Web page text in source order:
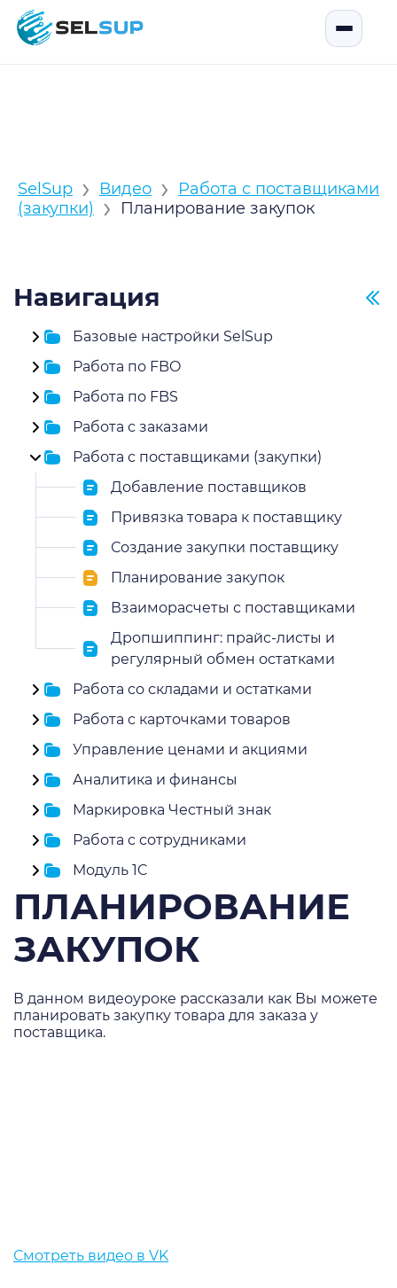
SelSup
SelSup › Видео ›
Работа с поставщиками
(закупки) › Планирование закупок
Навигация
Базовые настройки SelSup
Работа по FBO
Работа по FBS
Работа с заказами
Работа с поставщиками (закупки)
Добавление поставщиков
Привязка товара к поставщику
Создание закупки поставщику
Планирование закупок
Взаиморасчеты с поставщиками
Дропшиппинг: прайс-листы и
регулярный обмен остатками
Работа со складами и остатками
Работа с карточками товаров
Управление ценами и акциями
Аналитика и финансы
Маркировка Честный знак
Работа с сотрудниками
Модуль 1C
ПЛАНИРОВАНИЕ
ЗАКУПОК
В данном видеоуроке рассказали как Вы можете
планировать закупку товара для заказа у
поставщика.
Смотреть видео в VK